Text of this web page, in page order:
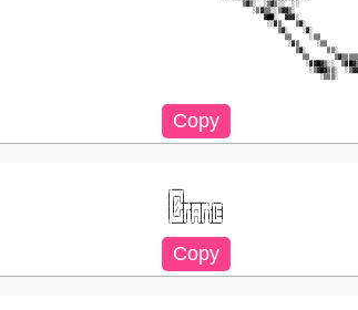
▒▓▒░
▓██░
░░▓▒
▒▓░
▒▒
░▓▒
▒▓░
▒▒
░▓▓█▓▒░░
░▒▓█▓▒▒░
░▒▒▒░
╭━━━╮
┃╭━╮┃
┃┃╱╰╋━┳━━┳━╮╭━━╮
┃┃╱╭┫╭┫╭╮┃╭╮┫┃━┫
┃╰━╯┃┃┃╭╮┃┃┃┃┃━┫